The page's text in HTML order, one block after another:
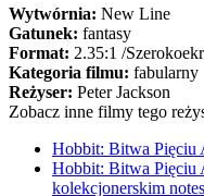
Wytwórnia: New Line
Gatunek: fantasy
Format: 2.35:1 /
Kategoria filmu: fabularny
Reżyser: Peter Jackson
Zobacz inne filmy tego
Hobbit: Bitwa Pięciu
Hobbit: Bitwa Pięciu
kolekcjonerskim